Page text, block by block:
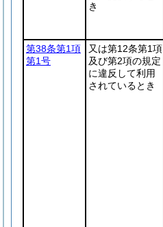
き
第38条第1項
第1号
又は第12条第1項
及び第2項の規定
に違反して利用
されているとき